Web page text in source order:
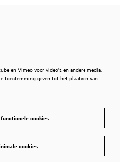
en Vimeo voor video's en andere media.
toestemming geven tot het plaatsen van
cookies
cookies